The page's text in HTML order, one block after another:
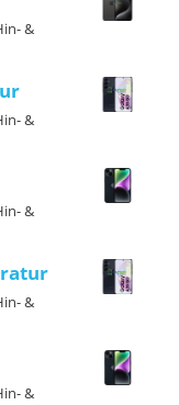
&
&
&
&
&